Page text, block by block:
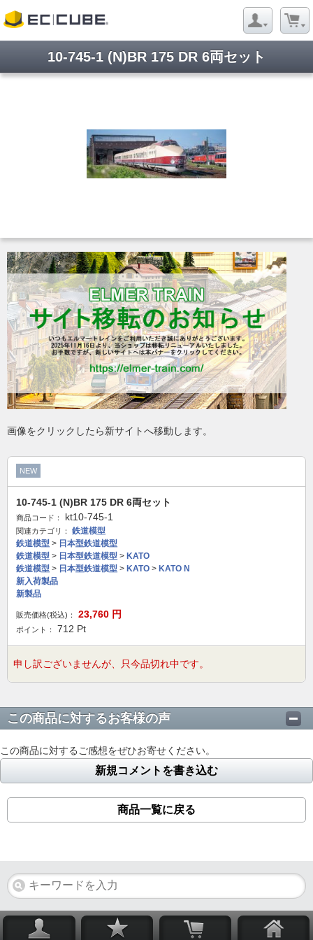
10-745-1 (N)BR 175 DR 6両セット
画像をクリックしたら新サイトへ移動します。
NEW
10-745-1 (N)BR 175 DR 6両セット
商品コード： kt10-745-1
関連カテゴリ：
鉄道模型
鉄道模型 > 日本型鉄道模型
鉄道模型 > 日本型鉄道模型 > KATO
鉄道模型 > 日本型鉄道模型 > KATO > KATO N
新入荷製品
新製品
販売価格(税込)： 23,760 円
ポイント： 712 Pt
申し訳ございませんが、只今品切れ中です。
この商品に対するお客様の声
この商品に対するご感想をぜひお寄せください。
新規コメントを書き込む
商品一覧に戻る